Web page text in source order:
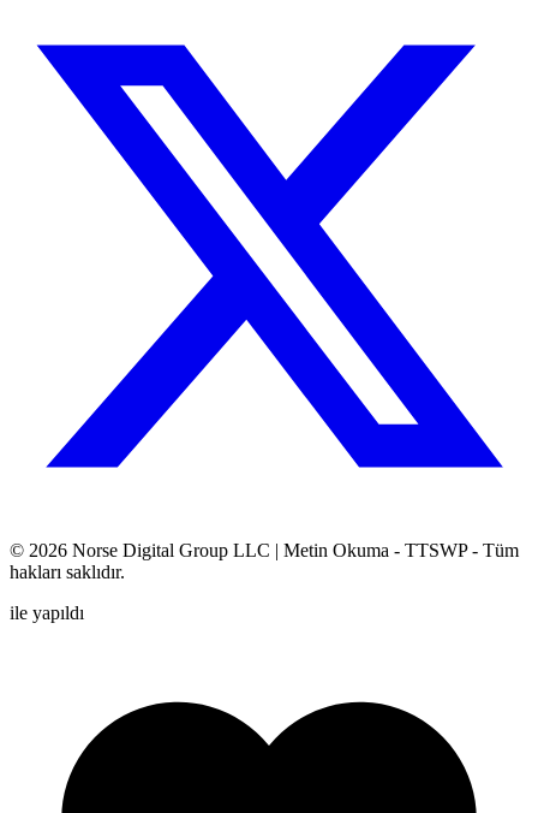
© 2026 Norse Digital Group LLC | Metin Okuma - TTSWP - Tüm
hakları saklıdır.
ile yapıldı